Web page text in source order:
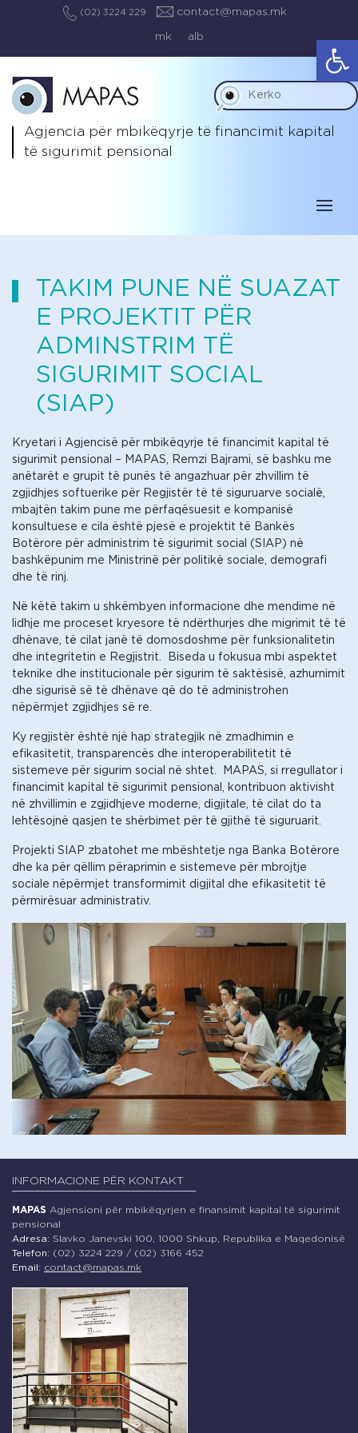
(02) 3224 229 contact@mapas.mk
mk alb
Agjencia për mbikëqyrje të financimit kapital
të sigurimit pensional
TAKIM PUNE NË SUAZAT
E PROJEKTIT PËR
ADMINSTRIM TË
SIGURIMIT SOCIAL
(SIAP)
Kryetari i Agjencisë për mbikëqyrje të financimit kapital të
sigurimit pensional – MAPAS, Remzi Bajrami, së bashku me
anëtarët e grupit të punës të angazhuar për zhvillim të
zgjidhjes softuerike për Regjistër të të siguruarve socialë,
mbajtën takim pune me përfaqësuesit e kompanisë
konsultuese e cila është pjesë e projektit të Bankës
Botërore për administrim të sigurimit social (SIAP) në
bashkëpunim me Ministrinë për politikë sociale, demografi
dhe të rinj.
Në këtë takim u shkëmbyen informacione dhe mendime në
lidhje me proceset kryesore të ndërthurjes dhe migrimit të të
dhënave, të cilat janë të domosdoshme për funksionalitetin
dhe integritetin e Regjistrit. Biseda u fokusua mbi aspektet
teknike dhe institucionale për sigurim të saktësisë, azhurnimit
dhe sigurisë së të dhënave që do të administrohen
nëpërmjet zgjidhjes së re.
Ky regjistër është një hap strategjik në zmadhimin e
efikasitetit, transparencës dhe interoperabilitetit të
sistemeve për sigurim social në shtet. MAPAS, si rregullator i
financimit kapital të sigurimit pensional, kontribuon aktivisht
në zhvillimin e zgjidhjeve moderne, digjitale, të cilat do ta
lehtësojnë qasjen te shërbimet për të gjithë të siguruarit.
Projekti SIAP zbatohet me mbështetje nga Banka Botërore
dhe ka për qëllim përaprimin e sistemeve për mbrojtje
sociale nëpërmjet transformimit digjital dhe efikasitetit të
përmirësuar administrativ.
INFORMACIONE PËR KONTAKT
MAPAS Agjensioni për mbikëqyrjen e finansimit kapital të sigurimit
pensional
Adresa: Slavko Janevski 100, 1000 Shkup, Republika e Maqedonisë
Telefon: (02) 3224 229 / (02) 3166 452
Email: contact@mapas.mk